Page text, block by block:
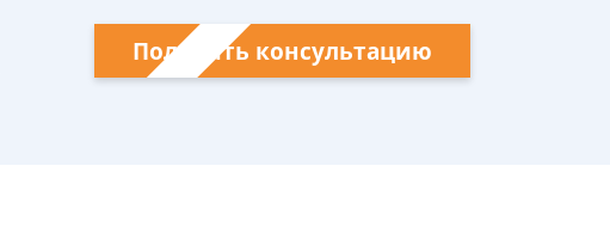
Получить консультацию